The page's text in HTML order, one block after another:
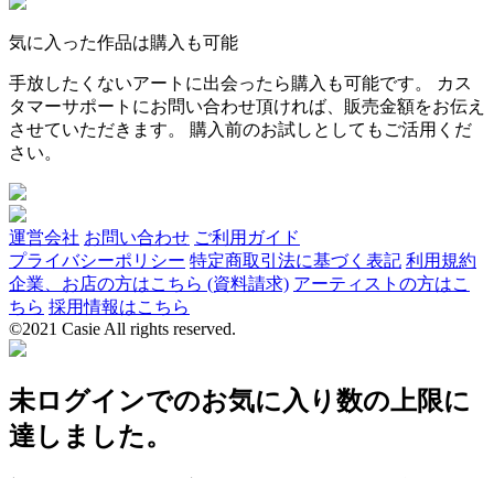
気に入った作品は購入も可能
手放したくないアートに出会ったら購入も可能です。 カス
タマーサポートにお問い合わせ頂ければ、販売金額をお伝え
させていただきます。 購入前のお試しとしてもご活用くだ
さい。
運営会社 お問い合わせ ご利用ガイド
プライバシーポリシー 特定商取引法に基づく表記 利用規約
企業、お店の方はこちら (資料請求) アーティストの方はこ
ちら 採用情報はこちら
©2021 Casie All rights reserved.
未ログインでのお気に入り数の上限に
達しました。